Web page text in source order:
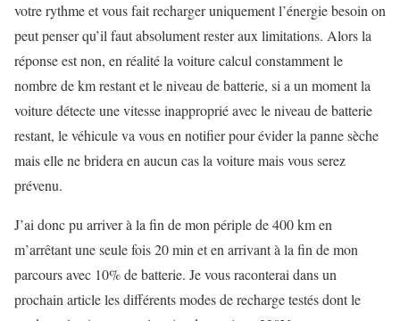
votre rythme et vous fait recharger uniquement l’énergie besoin on
peut penser qu’il faut absolument rester aux limitations. Alors la
réponse est non, en réalité la voiture calcul constamment le
nombre de km restant et le niveau de batterie, si a un moment la
voiture détecte une vitesse inapproprié avec le niveau de batterie
restant, le véhicule va vous en notifier pour évider la panne sèche
mais elle ne bridera en aucun cas la voiture mais vous serez
prévenu.
J’ai donc pu arriver à la fin de mon périple de 400 km en
m’arrêtant une seule fois 20 min et en arrivant à la fin de mon
parcours avec 10% de batterie. Je vous raconterai dans un
prochain article les différents modes de recharge testés dont le